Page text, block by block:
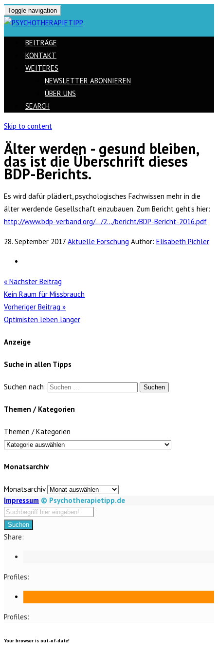
Toggle navigation
BEITRÄGE
KONTAKT
WEITERES
NEWSLETTER ABONNIEREN
ÜBER UNS
SEARCH
Skip to content
Älter werden - gesund bleiben,
das ist die Überschrift dieses
BDP-Berichts.
Es wird dafür plädiert, psychologisches Fachwissen mehr in die
älter werdende Gesellschaft einzubauen. Zum Bericht geht’s hier:
http://www.bdp-verband.org/…/2…/bericht/BDP-Bericht-2016.pdf
28. September 2017 Aktuelle Forschung Author: Elisabeth Pichler
« Nächster Beitrag
Kein Raum für Missbrauch
Vorheriger Beitrag »
Optimisten leben länger
Anzeige
Suche in allen Tipps
Suchen nach:
Themen / Kategorien
Themen / Kategorien
Monatsarchiv
Monatsarchiv
Impressum © Psychotherapietipp.de
Suchen
Share:
Profiles:
Profiles:
Your browser is out-of-date!